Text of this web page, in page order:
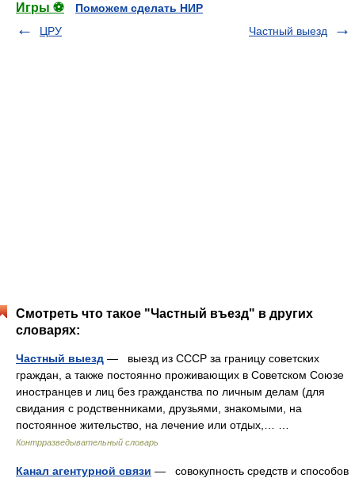
Игры ⚽
Поможем сделать НИР
ЦРУ
Частный выезд
Смотреть что такое "Частный въезд" в других
словарях:
Частный выезд — выезд из СССР за границу советских
граждан, а также постоянно проживающих в Советском Союзе
иностранцев и лиц без гражданства по личным делам (для
свидания с родственниками, друзьями, знакомыми, на
постоянное жительство, на лечение или отдых,… …
Контрразведывательный словарь
Канал агентурной связи — совокупность средств и способов